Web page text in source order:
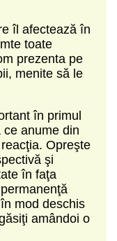
îl afectează în
toate
prezenta pe
menite să le
în primul
anume din
Opreşte
şi
în faţa
mod deschis
amândoi o